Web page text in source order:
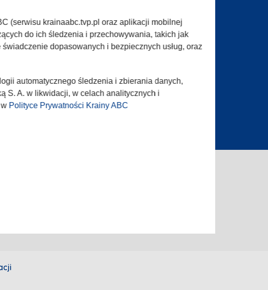
(serwisu krainaabc.tvp.pl oraz aplikacji mobilnej
do ich śledzenia i przechowywania, takich jak
dopasowanych i bezpiecznych usług, oraz
automatycznego śledzenia i zbierania danych,
S. A. w likwidacji, w celach analitycznych i
Polityce Prywatności Krainy ABC
Zgłoś program (ROPAT)
Kariera w TVP
Telegazeta ogłoszenia
Serwis fotograficzny
Merchandising (znaki)